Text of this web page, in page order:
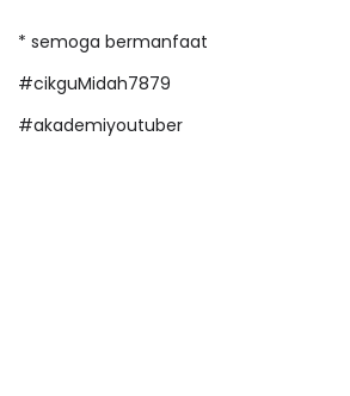
* semoga bermanfaat
#cikguMidah7879
#akademiyoutuber